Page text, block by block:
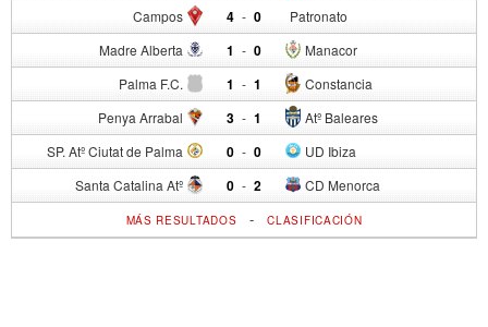
Campos 4 - Patronato
0
Madre Alberta 1 - Manacor
0
Palma F.C. 1 - Constancia
1
Penya Arrabal 3 - Atº Baleares
1
SP. Atº Ciutat de Palma 0 - UD Ibiza
0
Santa Catalina Atº 0 - CD Menorca
2
MÁS RESULTADOS -CLASIFICACIÓN